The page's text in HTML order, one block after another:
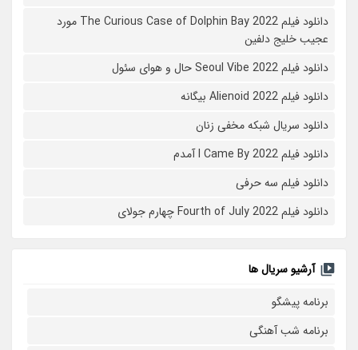
دانلود فیلم The Curious Case of Dolphin Bay 2022 مورد
عجیب خلیج دلفین
دانلود فیلم Seoul Vibe 2022 حال و هوای سئول
دانلود فیلم Alienoid 2022 بیگانه
دانلود سریال شبکه مخفی زنان
دانلود فیلم I Came By 2022 آمدم
دانلود فیلم سه حرفی
دانلود فیلم Fourth of July 2022 چهارم جولای
آرشیو سریال ها
برنامه پیشگو
برنامه شب آهنگی